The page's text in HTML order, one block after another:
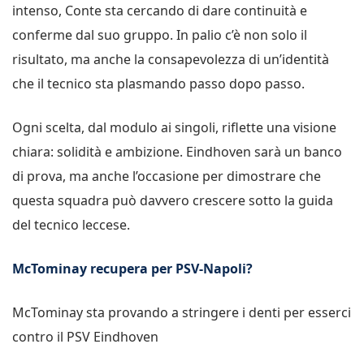
intenso, Conte sta cercando di dare continuità e
conferme dal suo gruppo. In palio c’è non solo il
risultato, ma anche la consapevolezza di un’identità
che il tecnico sta plasmando passo dopo passo.
Ogni scelta, dal modulo ai singoli, riflette una visione
chiara: solidità e ambizione. Eindhoven sarà un banco
di prova, ma anche l’occasione per dimostrare che
questa squadra può davvero crescere sotto la guida
del tecnico leccese.
McTominay recupera per PSV-Napoli?
McTominay sta provando a stringere i denti per esserci
contro il PSV Eindhoven